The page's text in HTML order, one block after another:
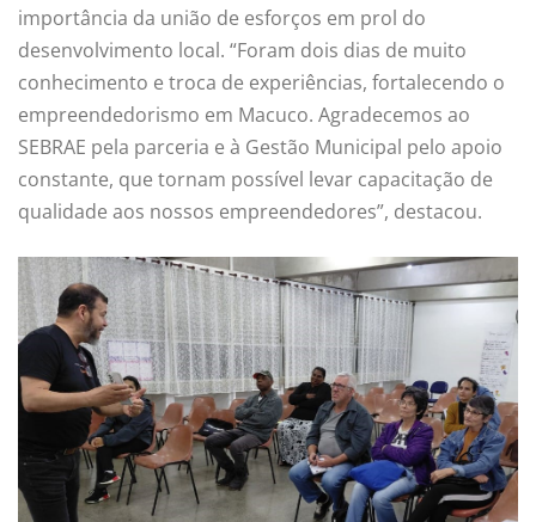
importância da união de esforços em prol do
desenvolvimento local. “Foram dois dias de muito
conhecimento e troca de experiências, fortalecendo o
empreendedorismo em Macuco. Agradecemos ao
SEBRAE pela parceria e à Gestão Municipal pelo apoio
constante, que tornam possível levar capacitação de
qualidade aos nossos empreendedores”, destacou.